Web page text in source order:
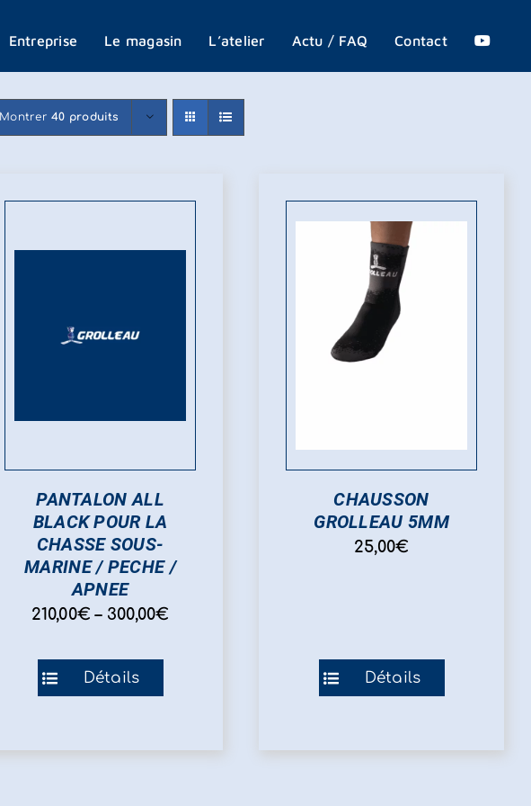
Entreprise Le magasin L’atelier Actu / FAQ Contact
Montrer40 produits
PANTALON ALL
BLACK POUR LA
CHASSE SOUS-
MARINE / PECHE /
APNEE
210,00€ – 300,00€
Ce
produit
Détails
CHAUSSON
GROLLEAU 5MM
25,00€
Ce
produit
Détails